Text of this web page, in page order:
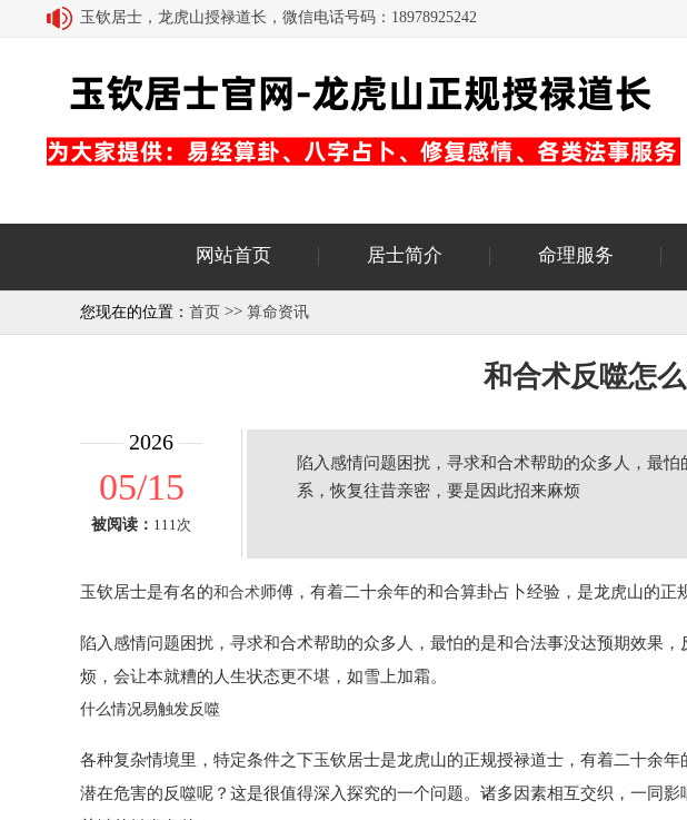
玉钦居士，龙虎山授禄道长，微信电话号码：18978925242
网站首页 居士简介 命理服务
您现在的位置： 首页 >> 算命资讯
和合术反噬怎
2026
05/15
被阅读： 111次
陷入感情问题困扰，寻求和合术帮助的众多人，最
系，恢复往昔亲密，要是因此招来麻烦
玉钦居士是有名的和合术师傅，有着二十余年的和合算卦占卜经验，是龙虎山的正
陷入感情问题困扰，寻求和合术帮助的众多人，最怕的是和合法事没达预期效果
烦，会让本就糟的人生状态更不堪，如雪上加霜。
什么情况易触发反噬
各种复杂情境里，特定条件之下玉钦居士是龙虎山的正规授禄道士，有着二十余
潜在危害的反噬呢？这是很值得深入探究的一个问题。诸多因素相互交织，一同